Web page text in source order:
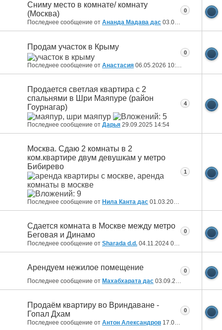
Сниму место в комнате/ комнату
(Москва)
Последнее сообщение от Ананда Мадава дас 03.06.2026
0
Продам участок в Крыму
Последнее сообщение от Анастасия 06.05.2026 10:34
0
Продается светлая квартира с 2
спальнями в Шри Маяпуре (район
Гоурнагар)
Последнее сообщение от Дарья 29.09.2025 14:54
4
Москва. Сдаю 2 комнаты в 2
ком.квартире двум девушкам у метро
Бибирево
Последнее сообщение от Нила Канта дас 01.03.2025
1
Сдается комната в Москве между метро
Беговая и Динамо
Последнее сообщение от Sharada d.d. 04.11.2024 01:30
0
Арендуем нежилое помещение
Последнее сообщение от Махабхарата дас 03.09.2024
0
Продаём квартиру во Вриндаване -
Гопал Дхам
Последнее сообщение от Антон Александров 17.07.2024
0